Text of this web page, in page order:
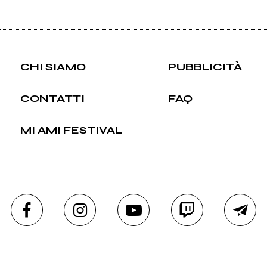
CHI SIAMO PUBBLICITÀ
CONTATTI FAQ
MI AMI FESTIVAL